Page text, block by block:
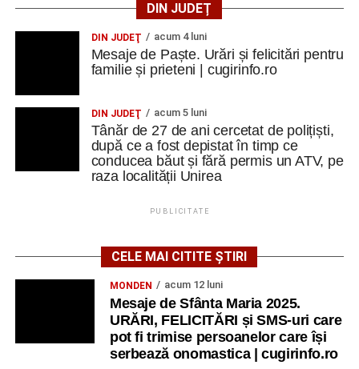
Comunicarea s-a realizat în principal în limba engleză,
însă diversitatea culturală a oferit ocazia să folosească și
franceza, italiana și spaniola.
„Am descoperit încă o dată că limbile străine nu sunt doar
instrumente de comunicare, ci și punți între oameni.
Într-un grup internațional, uneori un cuvânt spus într-o altă
limbă, un zâmbet sau o glumă sunt suficiente pentru a
Finalul unei experiențe care continuă
Ultima zi a fost dedicată Youthpass, evaluării finale,
oportunităților Erasmus+ și diseminării.
„Am discutat despre ceea ce am învățat, despre cum
DIN JUDEȚ
DIN JUDEŢ acum 4 luni
Mesaje de Paște. Urări și felicitări pentru
familie și prieteni | cugirinfo.ro
DIN JUDEŢ acum 5 luni
Tânăr de 27 de ani cercetat de polițiști,
după ce a fost depistat în timp ce
conducea băut și fără permis un ATV, pe
raza localității Unirea
PUBLICITATE
CELE MAI CITITE ȘTIRI
MONDEN acum 12 luni
Mesaje de Sfânta Maria 2025.
URĂRI, FELICITĂRI și SMS-uri care
pot fi trimise persoanelor care își
serbează onomastica | cugirinfo.ro